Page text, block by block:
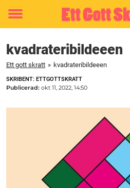
Toggle
kvadrateribildeeen
Ett gott skratt » kvadrateribildeeen
SKRIBENT: ETTGOTTSKRATT
Publicerad: okt 11, 2022, 14:50